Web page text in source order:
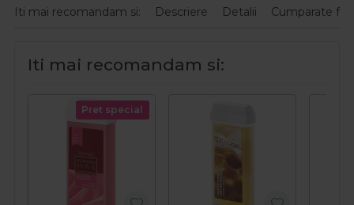
Iti mai recomandam si: Descriere Detalii Cumparate
Iti mai recomandam si:
Pret special